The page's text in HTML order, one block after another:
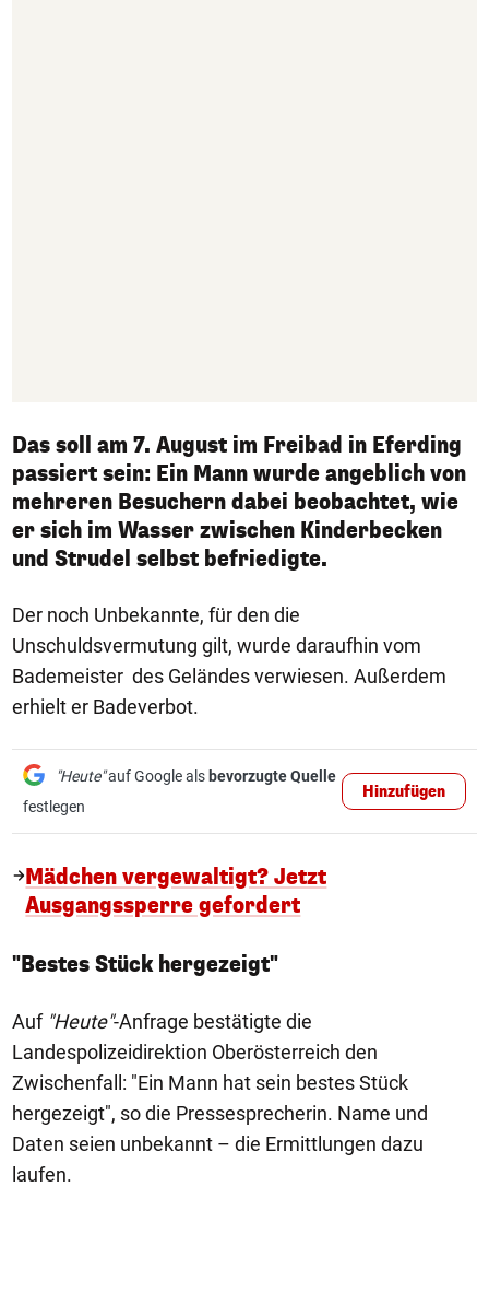
Das soll am 7. August im Freibad in Eferding
passiert sein: Ein Mann wurde angeblich von
mehreren Besuchern dabei beobachtet, wie
er sich im Wasser zwischen Kinderbecken
und Strudel selbst befriedigte.
Der noch Unbekannte, für den die
Unschuldsvermutung gilt, wurde daraufhin vom
Bademeister des Geländes verwiesen. Außerdem
erhielt er Badeverbot.
"Heute"auf Google als bevorzugte Quelle
festlegen
Hinzufügen
Mädchen vergewaltigt? Jetzt
Ausgangssperre gefordert
"Bestes Stück hergezeigt"
Auf "Heute"-Anfrage bestätigte die
Landespolizeidirektion Oberösterreich den
Zwischenfall: "Ein Mann hat sein bestes Stück
hergezeigt", so die Pressesprecherin. Name und
Daten seien unbekannt – die Ermittlungen dazu
laufen.